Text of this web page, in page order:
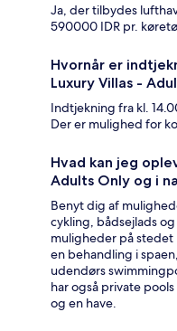
Ja, der tilbydes
590000 IDR pr.
Hvornår er
Luxury Villas -
Indtjekning fra kl.
Der er mulighed for
Hvad kan jeg
Adults Only og i
Benyt dig af
cykling, bådsejlads
muligheder på
en behandling i
udendørs
har også private
og en have.